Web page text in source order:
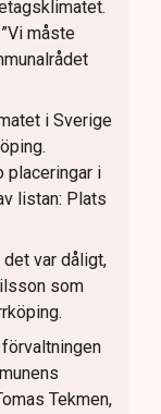
måste
i Sverige
placeringar i
listan: Plats
var dåligt,
som
Tekmen,